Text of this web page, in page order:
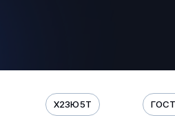
Х23Ю5Т ГОСТ